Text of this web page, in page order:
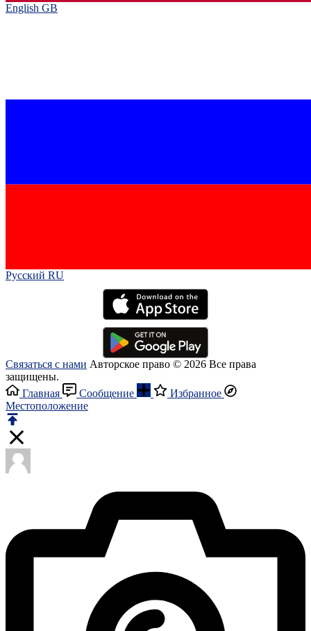
English GB‎
Русский RU‎
Связаться с нами Авторское право © 2026 Все права
защищены.
Главная
Сообщение
Избранное
Местоположение